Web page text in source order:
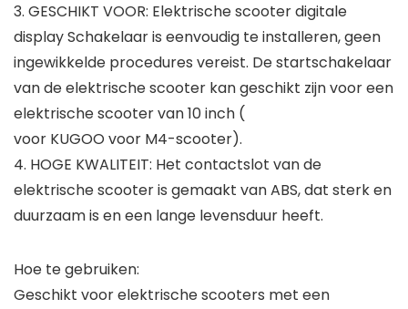
3. GESCHIKT VOOR: Elektrische scooter digitale
display Schakelaar is eenvoudig te installeren, geen
ingewikkelde procedures vereist. De startschakelaar
van de elektrische scooter kan geschikt zijn voor een
elektrische scooter van 10 inch (
voor KUGOO voor M4-scooter).
4. HOGE KWALITEIT: Het contactslot van de
elektrische scooter is gemaakt van ABS, dat sterk en
duurzaam is en een lange levensduur heeft.
Hoe te gebruiken:
Geschikt voor elektrische scooters met een